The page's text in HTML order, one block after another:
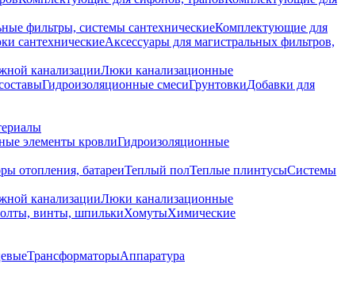
фильтры, системы сантехническиеКомплектующие для
сантехническиеАксессуары для магистральных фильтров,
канализацииЛюки канализационные
Гидроизоляционные смесиГрунтовкиДобавки для
элементы кровлиГидроизоляционные
отопления, батареиТеплый полТеплые плинтусыСистемы
канализацииЛюки канализационные
винты, шпилькиХомутыХимические
ТрансформаторыАппаратура